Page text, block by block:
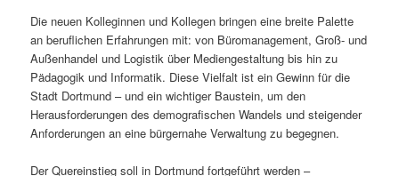
Die neuen Kolleginnen und Kollegen bringen eine breite Palette
an beruflichen Erfahrungen mit: von Büromanagement, Groß- und
Außenhandel und Logistik über Mediengestaltung bis hin zu
Pädagogik und Informatik. Diese Vielfalt ist ein Gewinn für die
Stadt Dortmund – und ein wichtiger Baustein, um den
Herausforderungen des demografischen Wandels und steigender
Anforderungen an eine bürgernahe Verwaltung zu begegnen.
Der Quereinstieg soll in Dortmund fortgeführt werden –